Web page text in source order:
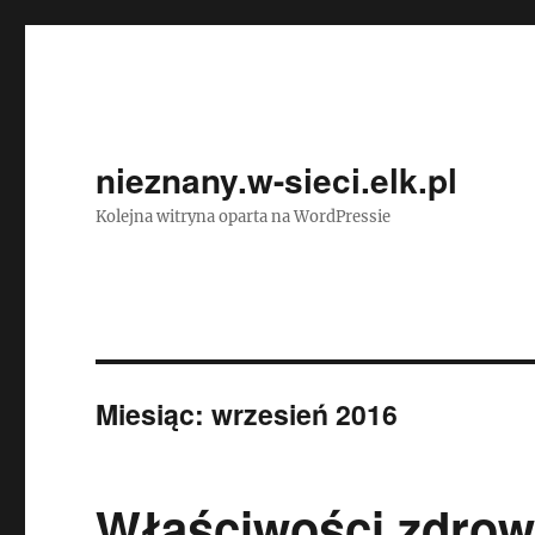
nieznany.w-sieci.elk.pl
Kolejna witryna oparta na WordPressie
Miesiąc:wrzesień 2016